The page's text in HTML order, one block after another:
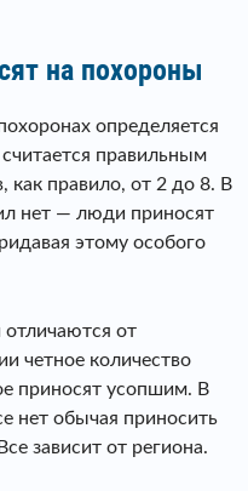
на похороны
определяется
правильным
как правило, от 2 до 8. В
нет — люди приносят
этому особого
отличаются от
четное количество
приносят усопшим. В
нет обычая приносить
зависит от региона.